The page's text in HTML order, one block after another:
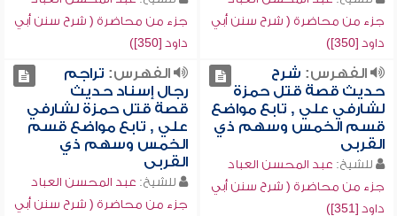
جزء من محاضرة ( شرح سنن أبي
داود [350])
جزء من محاضرة ( شرح سنن أبي
داود [350])
الفهرس: شرح
حديث قصة قتل حمزة
لشارفي علي , تابع مواضع
قسم الخمس وسهم ذي
القربى
للشيخ: عبد المحسن العباد
جزء من محاضرة ( شرح سنن أبي
داود [351])
الفهرس: تراجم
رجال إسناد حديث
قصة قتل حمزة لشارفي
علي , تابع مواضع قسم
الخمس وسهم ذي
القربى
للشيخ: عبد المحسن العباد
جزء من محاضرة ( شرح سنن أبي